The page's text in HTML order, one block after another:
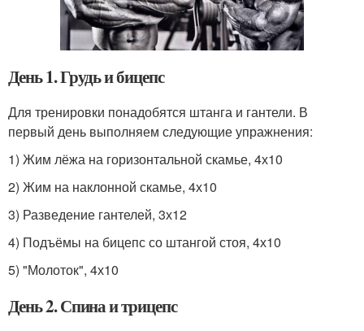
День 1. Грудь и бицепс
Для тренировки понадобятся штанга и гантели. В
первый день выполняем следующие упражнения:
1) Жим лёжа на горизонтальной скамье, 4х10
2) Жим на наклонной скамье, 4х10
3) Разведение гантелей, 3х12
4) Подъёмы на бицепс со штангой стоя, 4х10
5) "Молоток", 4х10
День 2. Спина и трицепс